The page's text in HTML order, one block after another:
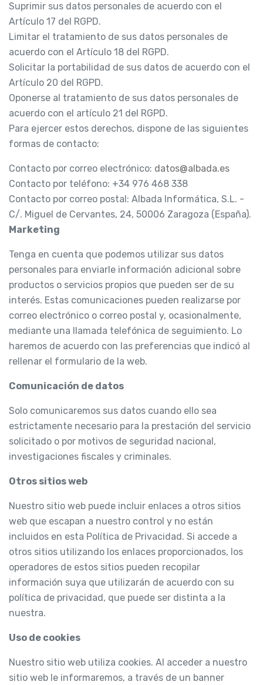
Suprimir sus datos personales de acuerdo con el
Artículo 17 del RGPD.
Limitar el tratamiento de sus datos personales de
acuerdo con el Artículo 18 del RGPD.
Solicitar la portabilidad de sus datos de acuerdo con el
Artículo 20 del RGPD.
Oponerse al tratamiento de sus datos personales de
acuerdo con el artículo 21 del RGPD.
Para ejercer estos derechos, dispone de las siguientes
formas de contacto:
Contacto por correo electrónico: datos@albada.es
Contacto por teléfono: +34 976 468 338
Contacto por correo postal: Albada Informática, S.L. -
C/. Miguel de Cervantes, 24, 50006 Zaragoza (España).
Marketing
Tenga en cuenta que podemos utilizar sus datos
personales para enviarle información adicional sobre
productos o servicios propios que pueden ser de su
interés. Estas comunicaciones pueden realizarse por
correo electrónico o correo postal y, ocasionalmente,
mediante una llamada telefónica de seguimiento. Lo
haremos de acuerdo con las preferencias que indicó al
rellenar el formulario de la web.
Comunicación de datos
Solo comunicaremos sus datos cuando ello sea
estrictamente necesario para la prestación del servicio
solicitado o por motivos de seguridad nacional,
investigaciones fiscales y criminales.
Otros sitios web
Nuestro sitio web puede incluir enlaces a otros sitios
web que escapan a nuestro control y no están
incluidos en esta Política de Privacidad. Si accede a
otros sitios utilizando los enlaces proporcionados, los
operadores de estos sitios pueden recopilar
información suya que utilizarán de acuerdo con su
política de privacidad, que puede ser distinta a la
nuestra.
Uso de cookies
Nuestro sitio web utiliza cookies. Al acceder a nuestro
sitio web le informaremos, a través de un banner